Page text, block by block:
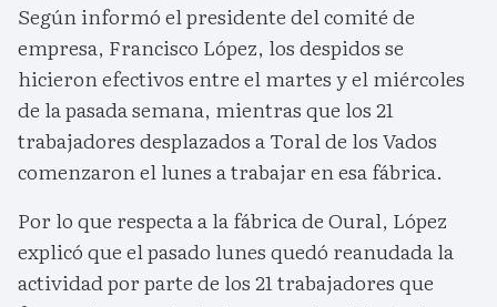
Según informó el presidente del comité de
empresa, Francisco López, los despidos se
hicieron efectivos entre el martes y el miércoles
de la pasada semana, mientras que los 21
trabajadores desplazados a Toral de los Vados
comenzaron el lunes a trabajar en esa fábrica.
Por lo que respecta a la fábrica de Oural, López
explicó que el pasado lunes quedó reanudada la
actividad por parte de los 21 trabajadores que